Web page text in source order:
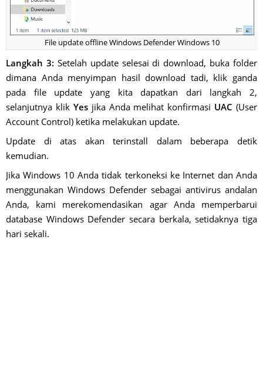
File update offline Windows Defender Windows 10
Langkah 3: Setelah update selesai di download, buka folder
dimana Anda menyimpan hasil download tadi, klik ganda
pada file update yang kita dapatkan dari langkah 2,
selanjutnya klik Yesjika Anda melihat konfirmasi UAC (User
Account Control) ketika melakukan update.
Update di atas akan terinstall dalam beberapa detik
kemudian.
Jika Windows 10 Anda tidak terkoneksi ke Internet dan Anda
menggunakan Windows Defender sebagai antivirus andalan
Anda, kami merekomendasikan agar Anda memperbarui
database Windows Defender secara berkala, setidaknya tiga
hari sekali.